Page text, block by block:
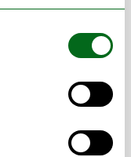
med:
Kristin
Thomas